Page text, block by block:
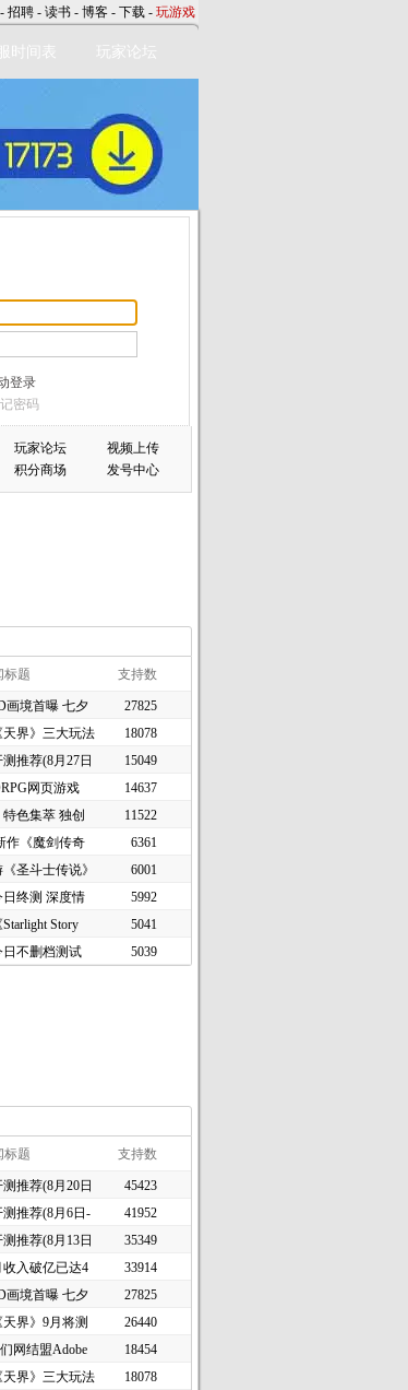
- 招聘 - 读书 - 博客 - 下载 - 玩游戏
时间表 玩家论坛
登录
密码
玩家论坛
视频上传
积分商场 发号中心
标题 支持数
画境首曝 七夕
27825
界》三大玩法
18078
推荐(8月27日
15049
网页游戏
14637
色集萃 独创
11522
作《魔剑传奇
6361
圣斗士传说》
6001
日终测 深度情
5992
Story
5041
日不删档测试
5039
标题 支持数
推荐(8月20日
45423
推荐(8月6日-
41952
推荐(8月13日
35349
入破亿已达4
33914
画境首曝 七夕
27825
界》9月将测
26440
网结盟Adobe
18454
界》三大玩法
18078